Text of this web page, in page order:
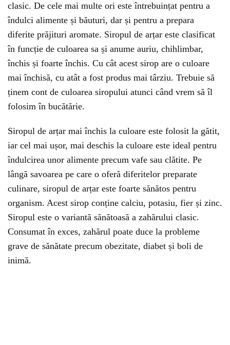
clasic. De cele mai multe ori este întrebuințat pentru a
îndulci alimente și băuturi, dar și pentru a prepara
diferite prăjituri aromate. Siropul de arțar este clasificat
în funcție de culoarea sa și anume auriu, chihlimbar,
închis și foarte închis. Cu cât acest sirop are o culoare
mai închisă, cu atât a fost produs mai târziu. Trebuie să
ținem cont de culoarea siropului atunci când vrem să îl
folosim în bucătărie.
Siropul de arțar mai închis la culoare este folosit la gătit,
iar cel mai ușor, mai deschis la culoare este ideal pentru
îndulcirea unor alimente precum vafe sau clătite. Pe
lângă savoarea pe care o oferă diferitelor preparate
culinare, siropul de arțar este foarte sănătos pentru
organism. Acest sirop conține calciu, potasiu, fier și zinc.
Siropul este o variantă sănătoasă a zahărului clasic.
Consumat în exces, zahărul poate duce la probleme
grave de sănătate precum obezitate, diabet și boli de
inimă.